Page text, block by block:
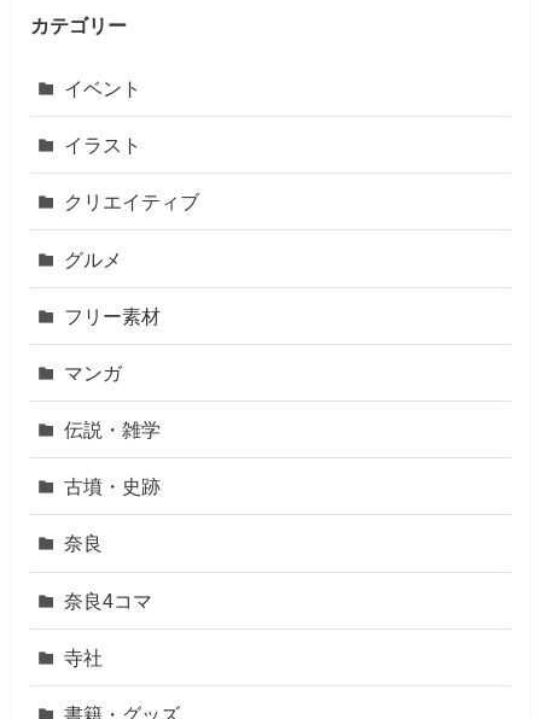
カテゴリー
イベント
イラスト
クリエイティブ
グルメ
フリー素材
マンガ
伝説・雑学
古墳・史跡
奈良
奈良4コマ
寺社
書籍・グッズ